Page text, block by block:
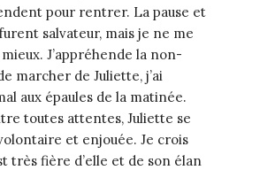
pour rentrer. La pause et
salvateur, mais je ne me
J’appréhende la non-
marcher de Juliette, j’ai
aux épaules de la matinée.
toutes attentes, Juliette se
et enjouée. Je crois
très fière d’elle et de son élan